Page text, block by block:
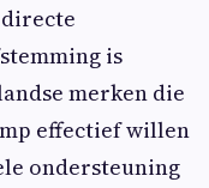
directe
is
merken die
effectief willen
ondersteuning